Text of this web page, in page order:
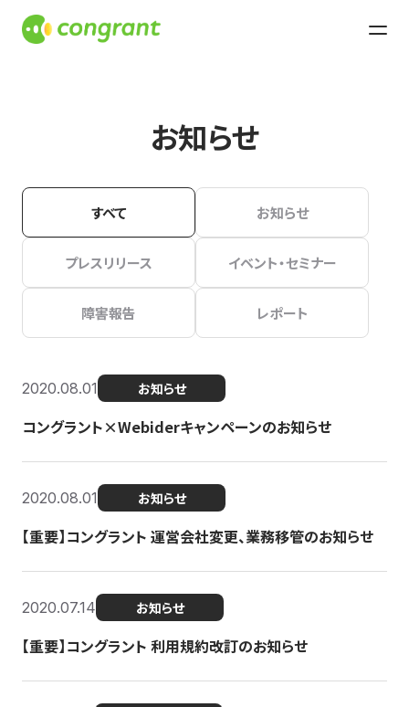
お知らせ
すべて お知らせ
プレスリリース イベント・セミナー
障害報告 レポート
2020.08.01 お知らせ
コングラント×Webiderキャンペーンのお知らせ
2020.08.01 お知らせ
【重要】コングラント 運営会社変更、業務移管のお知らせ
2020.07.14 お知らせ
【重要】コングラント 利用規約改訂のお知らせ